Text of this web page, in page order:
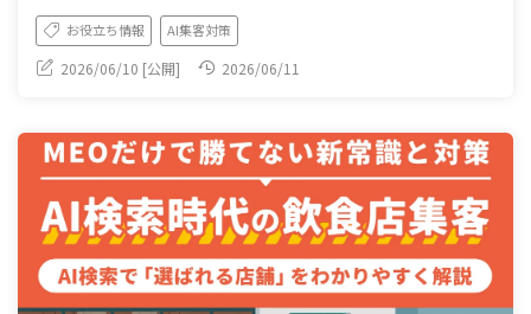
お役立ち情報 AI集客対策
2026/06/10 [公開] 2026/06/11